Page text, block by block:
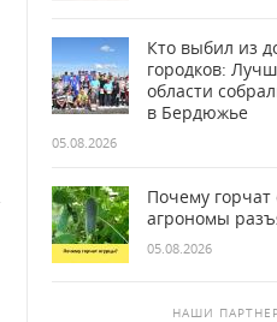
Кто выбил из
городков:
области
в Бердюжье
05.08.2026
Почему горчат
агрономы
05.08.2026
НАШИ